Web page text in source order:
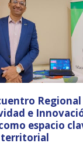
e
espacio
territorial